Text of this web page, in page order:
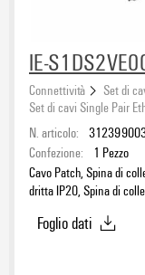
Materiale rivestimento
PVC(15)
Materiale della guaina
PVC(15)
IE-
Connettività
Set di
Set di cavi Single Pair
N. articolo:
Confezione:
1 Pezzo
Cavo Patch, Spina di
dritta IP20, Spina di
Foglio dati